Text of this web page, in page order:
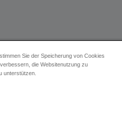
Sie der Speicherung von Cookies
die Websitenutzung zu
unterstützen.